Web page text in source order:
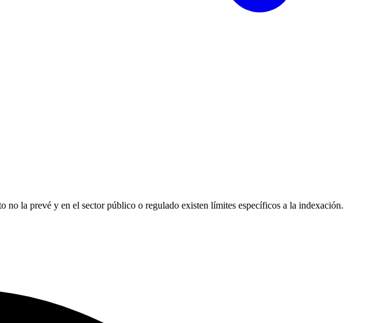
no la prevé y en el sector público o regulado existen límites específicos a la indexación.